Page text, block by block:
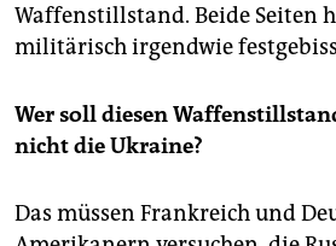
Waffenstillstand. Beide Seiten
militärisch irgendwie
Wer soll diesen
nicht die Ukraine?
Das müssen Frankreich und